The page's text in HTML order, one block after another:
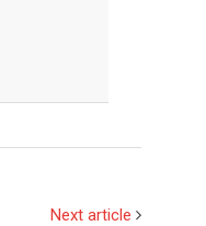
Next article